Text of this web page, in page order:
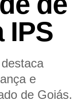
IPS
e
de Goiás.